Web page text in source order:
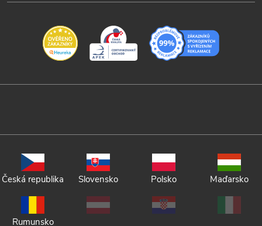
Česká republika Slovensko Polsko Maďarsko
Rumunsko